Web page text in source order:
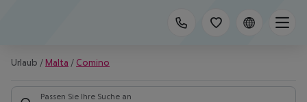
Urlaub / Malta / Comino
Passen Sie Ihre Suche an